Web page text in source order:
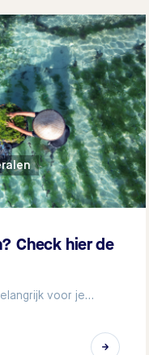
Check hier de
voor je…